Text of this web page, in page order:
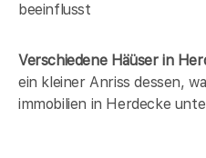
beeinflusst
Verschiedene Häüser in
ein kleiner Anriss dessen,
immobilien in Herdecke